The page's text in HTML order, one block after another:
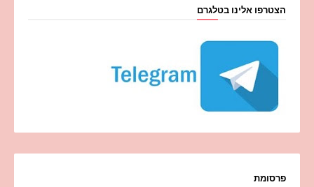
הצטרפו אלינו בטלגרם
פרסומת